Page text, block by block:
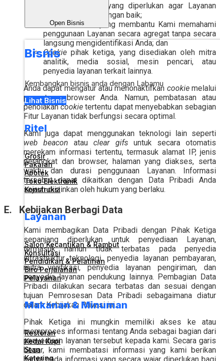
Open Bisnis
Bisnis
Kembangkan bisnis anda dengan Labamu
Lihat Bisnis
Ritel
Grosir
Pakaian
Apotek
Toko Elektronik
Konstruksi
Layanan
Salon Kecantikan & Rambut
Konsultasi
Pendidikan & Pelatihan
Biro Perjalanan
Pelayanan
Makanan & Minuman
Restoran
Kedai Kopi
Stan
Katering
esensial, yang diperlukan agar Layanan
dapat berfungsi dengan baik;
Cookie analitik, yang membantu Kami memahami
penggunaan Layanan secara agregat tanpa secara
langsung mengidentifikasi Anda; dan
Cookie pihak ketiga, yang disediakan oleh mitra
analitik, media sosial, mesin pencari, atau
penyedia layanan terkait lainnya.
Anda dapat mengatur atau menonaktifkan cookiemelalui
pengaturan browser Anda. Namun, pembatasan atau
penolakancookie tertentu dapat menyebabkan sebagian
Fitur Layanan tidak berfungsi secara optimal.
Kami juga dapat menggunakan teknologi lain seperti
web beacon atauclear gifsuntuk secara otomatis
merekam informasi tertentu, termasuk alamat IP, jenis
perangkat dan browser, halaman yang diakses, serta
waktu dan durasi penggunaan Layanan. Informasi
tersebut dapat dikaitkan dengan Data Pribadi Anda
sejauh diizinkan oleh hukum yang berlaku.
E. Kebijakan Berbagi Data
Kami membagikan Data Pribadi dengan Pihak Ketiga
sepanjang diperlukan untuk penyediaan Layanan,
termasuk namun tidak terbatas pada penyedia
infrastruktur teknologi, penyedia layanan pembayaran,
mitra verifikasi, penyedia layanan pengiriman, dan
penyedia layanan pendukung lainnya. Pembagian Data
Pribadi dilakukan secara terbatas dan sesuai dengan
tujuan Pemrosesan Data Pribadi sebagaimana diatur
dalam Kebijakan Privasi ini.
Pihak Ketiga ini mungkin memiliki akses ke atau
memproses informasi tentang Anda sebagai bagian dari
penyediaan layanan tersebut kepada kami. Secara garis
besar, kami membatasi informasi yang kami berikan